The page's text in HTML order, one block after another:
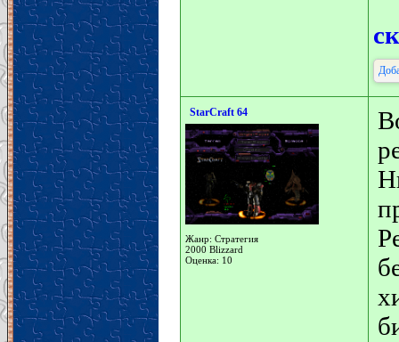
StarCraft 64
Жанр: Стратегия
2000 Blizzard
Оценка: 10